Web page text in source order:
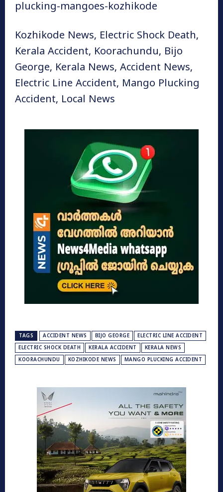
plucking-mangoes-kozhikode
Kozhikode News, Electric Shock Death,
Kerala Accident, Koorachundu, Bijo
George, Kerala News, Accident News,
Electric Line Accident, Mango Plucking
Accident, Local News
TAGS ACCIDENT NEWS BIJO GEORGE
ELECTRIC LINE ACCIDENT
ELECTRIC SHOCK DEATH
KERALA ACCIDENT
KERALA NEWS
KOORACHUNDU
KOZHIKODE NEWS MANGO PLUCKING ACCIDENT